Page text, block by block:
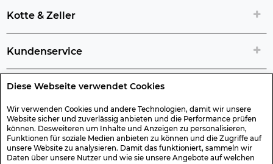
Diese Webseite verwendet Cookies
Wir verwenden Cookies und andere Technologien, damit wir unsere
Website sicher und zuverlässig anbieten und die Performance prüfen
können. Desweiteren um Inhalte und Anzeigen zu personalisieren,
Funktionen für soziale Medien anbieten zu können und die Zugriffe auf
unsere Website zu analysieren. Damit das funktioniert, sammeln wir
Daten über unsere Nutzer und wie sie unsere Angebote auf welchen
Kotte & Zeller
Kundenservice
Rechtliche Artikelinfos
Geschenk-Gutscheine
Versand & Rücksendung